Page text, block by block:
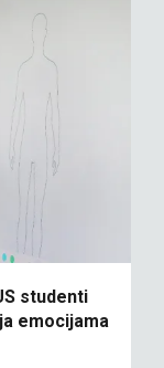
studenti
emocijama